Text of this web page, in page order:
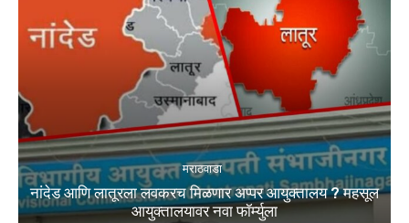
मराठवाडा
नांदेड आणि लातूरला लवकरच मिळणार अप्पर आयुक्तालय ? महसूल
आयुक्तालयावर नवा फॉर्म्युला